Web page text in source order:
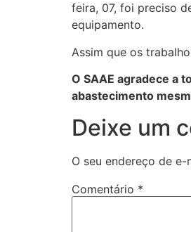
feira, 07, foi preciso
equipamento.
Assim que os
O SAAE agradece a
abastecimento
Deixe um
O seu endereço de
Comentário *